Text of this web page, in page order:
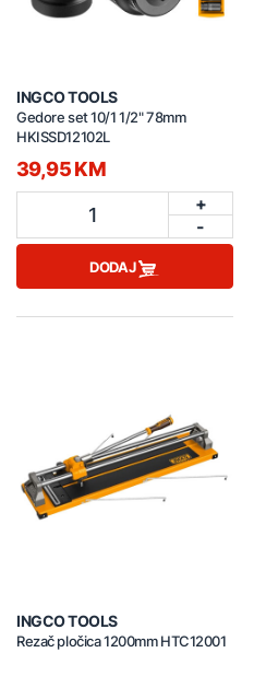
INGCO TOOLS
Gedore set 10/1 1/2" 78mm
HKISSD12102L
39,95 KM
1
+
-
DODAJ
INGCO TOOLS
Rezač pločica 1200mm HTC12001